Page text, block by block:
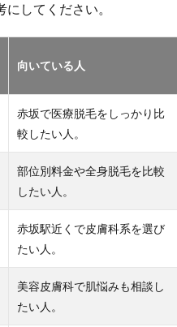
してください。
向いている人
赤坂で医療脱毛をしっかり比
較したい人。
部位別料金や全身脱毛を比較
したい人。
赤坂駅近くで皮膚科系を選び
たい人。
美容皮膚科で肌悩みも相談し
たい人。